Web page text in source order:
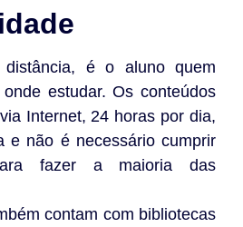
é o aluno quem
estudar. Os conteúdos
Internet, 24 horas por dia,
e não é necessário cumprir
fazer a maioria das
contam com bibliotecas